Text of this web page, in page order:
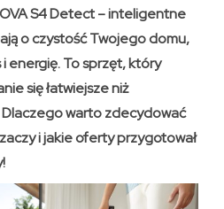
S4 Detect – inteligentne
o czystość Twojego domu,
energię. To sprzęt, który
się łatwiejsze niż
warto zdecydować
i jakie oferty przygotował